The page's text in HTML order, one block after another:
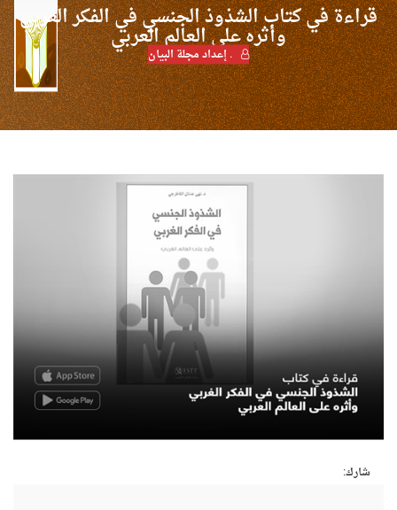
قراءة في كتاب الشذوذ الجنسي في الفكر الغربي
وأثره على العالم العربي
. إعداد مجلة البيان
شارك: